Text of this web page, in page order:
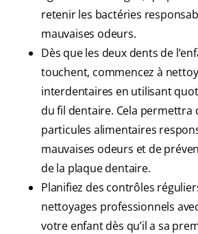
retenir les bactéries
mauvaises odeurs.
Dès que les deux dents de
touchent, commencez à
interdentaires en utilisant
du fil dentaire. Cela permettra
particules alimentaires
mauvaises odeurs et de
de la plaque dentaire.
Planifiez des contrôles
nettoyages professionnels
votre enfant dès qu’il a sa